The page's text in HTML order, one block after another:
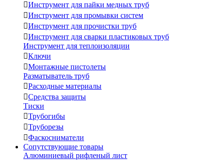
Инструмент для пайки медных труб
Инструмент для промывки систем
Инструмент для прочистки труб
Инструмент для сварки пластиковых труб
Инструмент для теплоизоляции
Ключи
Монтажные пистолеты
Разматыватель труб
Расходные материалы
Средства защиты
Тиски
Трубогибы
Труборезы
Фаскосниматели
Сопутствующие товары
Алюминиевый рифленый лист